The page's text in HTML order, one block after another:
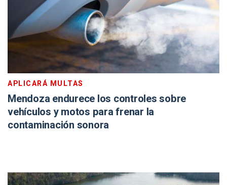
APLICARÁ MULTAS
Mendoza endurece los controles sobre
vehículos y motos para frenar la
contaminación sonora